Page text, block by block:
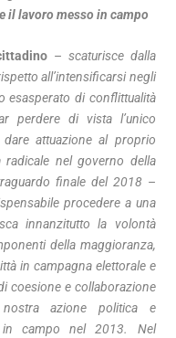
il lavoro messo in campo
– scaturisce dalla
all’intensificarsi negli
esasperato di conflittualità
perdere di vista l’unico
attuazione al proprio
nel governo della
finale del 2018–
procedere a una
innanzitutto la volontà
della maggioranza,
in campagna elettorale e
coesione e collaborazione
azione politica e
in campo nel 2013. Nel